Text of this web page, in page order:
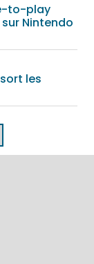
to-play
Nintendo
les